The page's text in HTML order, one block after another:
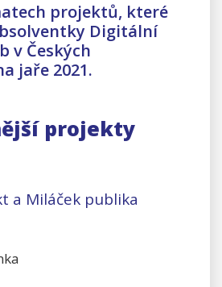
projektů, které
Digitální
v Českých
jaře 2021.
projekty
a Miláček publika